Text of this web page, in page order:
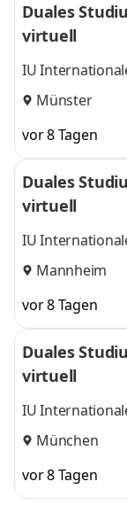
Duales
virtuell
IU
Münster
vor 8 Tagen
Duales
virtuell
IU
Mannheim
vor 8 Tagen
Duales
virtuell
IU
München
vor 8 Tagen